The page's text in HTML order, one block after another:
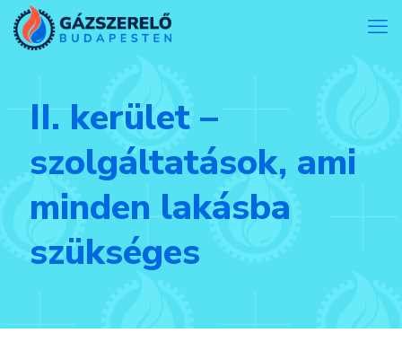
II. kerület –
szolgáltatások, ami
minden lakásba
szükséges